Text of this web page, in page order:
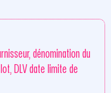
dénomination du
DLV date limite de